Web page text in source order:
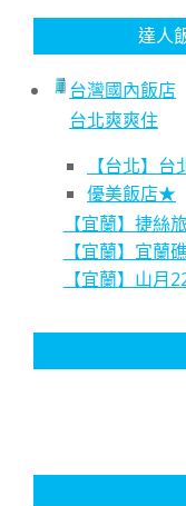
達人
台灣國內飯店
台北爽爽住
【台北】
優美飯店★
【宜蘭】捷絲
【宜蘭】宜
【宜蘭】山